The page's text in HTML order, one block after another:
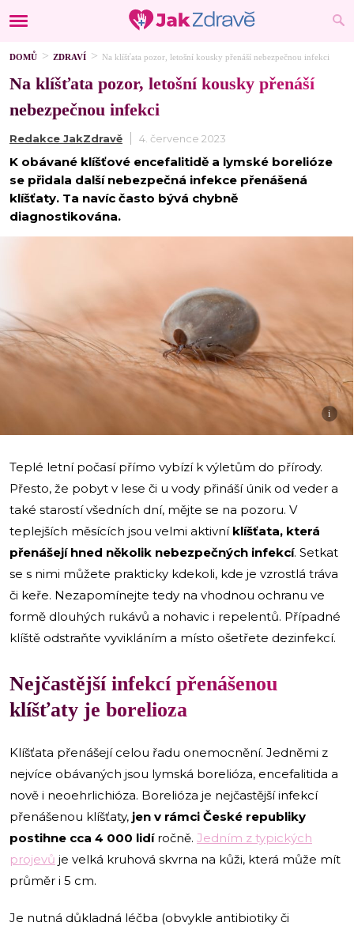
DOMŮ ZDRAVÍ Na klíšťata pozor, letošní kousky přenáší nebezpečnou infekci
Na klíšťata pozor, letošní kousky přenáší
nebezpečnou infekci
Redakce JakZdravě 4. července 2023
K obávané klíšťové encefalitidě a lymské borelióze
se přidala další nebezpečná infekce přenášená
klíšťaty. Ta navíc často bývá chybně
diagnostikována.
i
Teplé letní počasí přímo vybízí k výletům do přírody.
Přesto, že pobyt v lese či u vody přináší únik od veder a
také starostí všedních dní, mějte se na pozoru. V
teplejších měsících jsou velmi aktivní klíšťata, která
přenášejí hned několik nebezpečných infekcí. Setkat
se s nimi můžete prakticky kdekoli, kde je vzrostlá tráva
či keře. Nezapomínejte tedy na vhodnou ochranu ve
formě dlouhých rukávů a nohavic i repelentů. Případné
klíště odstraňte vyvikláním a místo ošetřete dezinfekcí.
Nejčastější infekcí přenášenou
klíšťaty je borelioza
Klíšťata přenášejí celou řadu onemocnění. Jedněmi z
nejvíce obávaných jsou lymská borelióza, encefalitida a
nově i neoehrlichióza. Borelióza je nejčastější infekcí
přenášenou klíšťaty, jen v rámci České republiky
postihne cca 4 000 lidíročně. Jedním z typických
projevů je velká kruhová skvrna na kůži, která může mít
průměr i 5 cm.
Je nutná důkladná léčba (obvykle antibiotiky či